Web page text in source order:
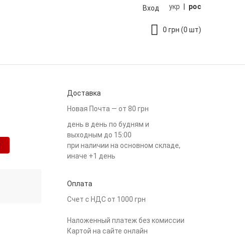
укр рос
Вход
0 грн (0 шт)
Доставка
Новая Почта — от 80 грн
день в день по будням и
выходным до 15:00
при наличии на основном складе,
иначе +1 день
Оплата
Счет с НДС от 1000 грн
Наложенный платеж без комиссии
Картой на сайте онлайн